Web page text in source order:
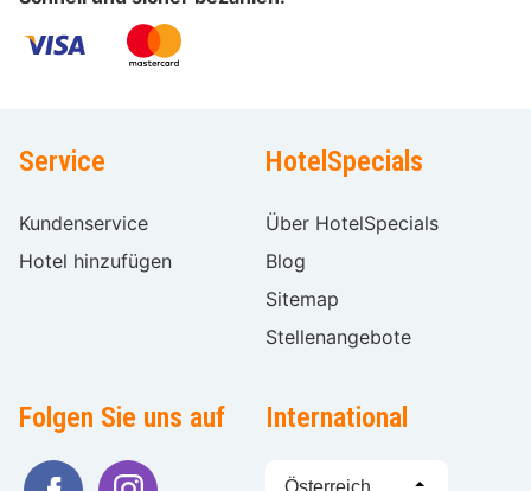
Service
Kundenservice
Hotel hinzufügen
HotelSpecials
Über HotelSpecials
Blog
Sitemap
Stellenangebote
Folgen Sie uns auf International
Sprache